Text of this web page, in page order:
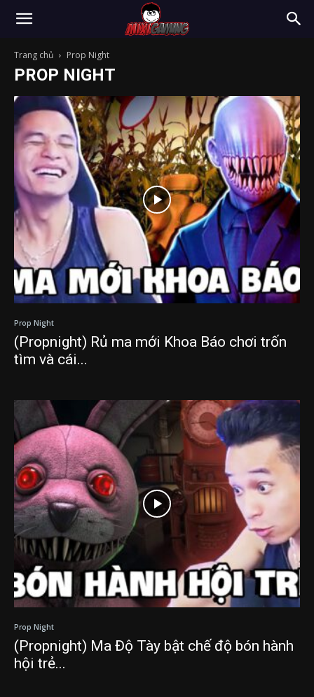
Trang chủ Prop Night
PROP NIGHT
Prop Night
(Propnight) Rủ ma mới Khoa Báo chơi trốn
tìm và cái...
Prop Night
(Propnight) Ma Độ Tày bật chế độ bón hành
hội trẻ...